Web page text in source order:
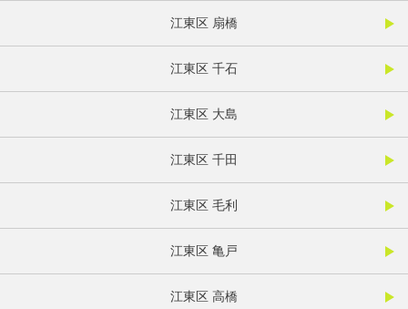
江東区 扇橋
江東区 千石
江東区 大島
江東区 千田
江東区 毛利
江東区 亀戸
江東区 高橋